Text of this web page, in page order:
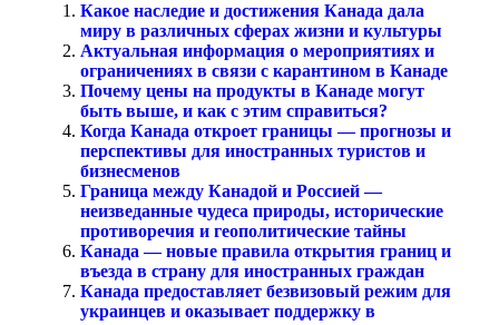
Какое наследие и достижения Канада дала
миру в различных сферах жизни и культуры
Актуальная информация о мероприятиях и
ограничениях в связи с карантином в Канаде
Почему цены на продукты в Канаде могут
быть выше, и как с этим справиться?
Когда Канада откроет границы — прогнозы и
перспективы для иностранных туристов и
бизнесменов
Граница между Канадой и Россией —
неизведанные чудеса природы, исторические
противоречия и геополитические тайны
Канада — новые правила открытия границ и
въезда в страну для иностранных граждан
Канада предоставляет безвизовый режим для
украинцев и оказывает поддержку в